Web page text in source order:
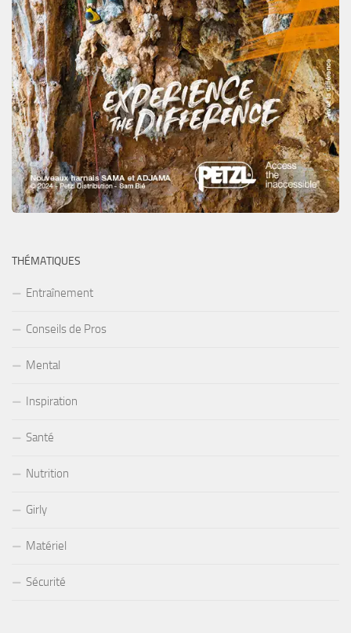
THÉMATIQUES
Entraînement
Conseils de Pros
Mental
Inspiration
Santé
Nutrition
Girly
Matériel
Sécurité